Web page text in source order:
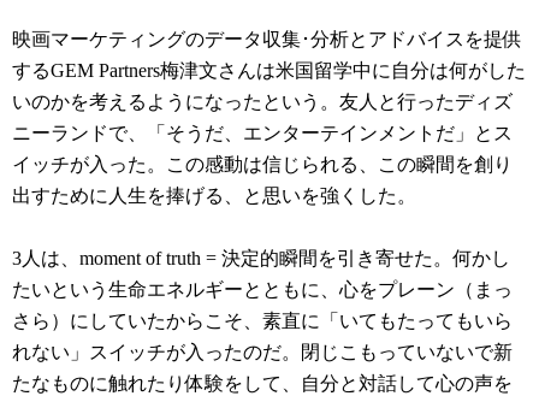
映画マーケティングのデータ収集･分析とアドバイスを提供
するGEM Partners梅津文さんは米国留学中に自分は何がした
いのかを考えるようになったという。友人と行ったディズ
ニーランドで、「そうだ、エンターテインメントだ」とス
イッチが入った。この感動は信じられる、この瞬間を創り
出すために人生を捧げる、と思いを強くした。
3人は、moment of truth = 決定的瞬間を引き寄せた。何かし
たいという生命エネルギーとともに、心をプレーン（まっ
さら）にしていたからこそ、素直に「いてもたってもいら
れない」スイッチが入ったのだ。閉じこもっていないで新
たなものに触れたり体験をして、自分と対話して心の声を